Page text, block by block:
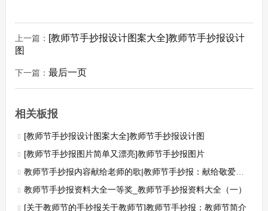
上一篇： [教师节手抄报设计图案大全]教师节手抄报设计
图
下一篇： 最后一页
相关板报
[教师节手抄报设计图案大全]教师节手抄报设计图
[教师节手抄报图片简单又漂亮]教师节手抄报图片
教师节手抄报内容献给老师的歌|教师节手抄报：献给敬爱的老师
教师节手抄报资料大全一等奖_教师节手抄报资料大全（一）
[关于教师节的手抄报关于教师节]教师节手抄报：教师节简介